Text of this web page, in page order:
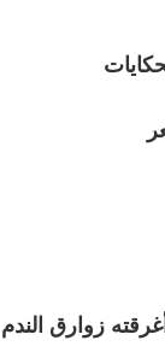
زوارق الندم